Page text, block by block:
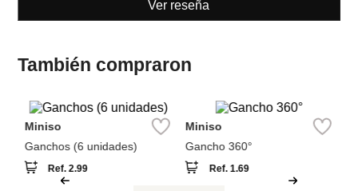
También compraron